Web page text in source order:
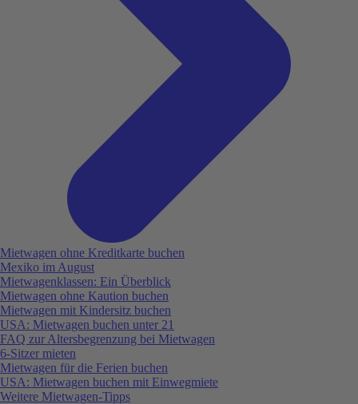
Mietwagen ohne Kreditkarte buchen
Mexiko im August
Mietwagenklassen: Ein Überblick
Mietwagen ohne Kaution buchen
Mietwagen mit Kindersitz buchen
USA: Mietwagen buchen unter 21
FAQ zur Altersbegrenzung bei Mietwagen
6-Sitzer mieten
Mietwagen für die Ferien buchen
USA: Mietwagen buchen mit Einwegmiete
Weitere Mietwagen-Tipps